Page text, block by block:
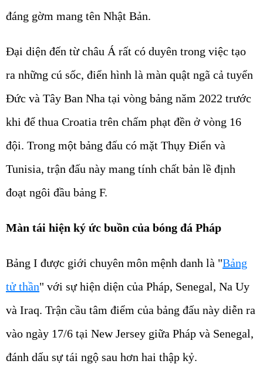
đáng gờm mang tên Nhật Bản.
Đại diện đến từ châu Á rất có duyên trong việc tạo
ra những cú sốc, điển hình là màn quật ngã cả tuyển
Đức và Tây Ban Nha tại vòng bảng năm 2022 trước
khi để thua Croatia trên chấm phạt đền ở vòng 16
đội. Trong một bảng đấu có mặt Thụy Điển và
Tunisia, trận đấu này mang tính chất bản lề định
đoạt ngôi đầu bảng F.
Màn tái hiện ký ức buồn của bóng đá Pháp
Bảng I được giới chuyên môn mệnh danh là "Bảng
tử thần" với sự hiện diện của Pháp, Senegal, Na Uy
và Iraq. Trận cầu tâm điểm của bảng đấu này diễn ra
vào ngày 17/6 tại New Jersey giữa Pháp và Senegal,
đánh dấu sự tái ngộ sau hơn hai thập kỷ.